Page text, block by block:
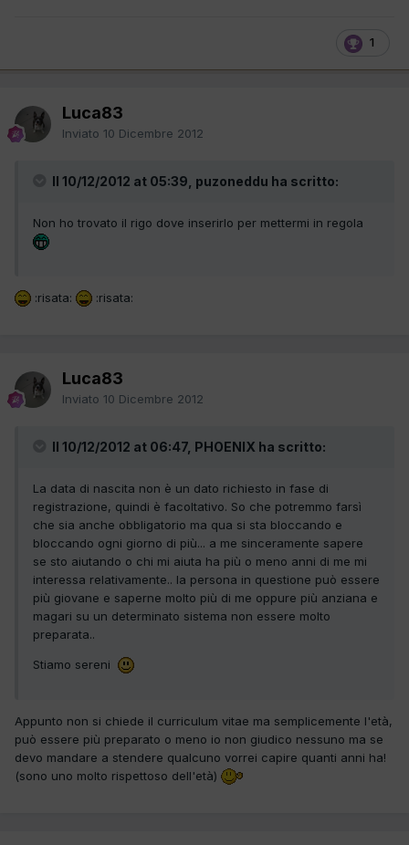
1
Luca83
Inviato 10 Dicembre 2012
Il 10/12/2012 at 05:39, puzoneddu ha scritto:
Non ho trovato il rigo dove inserirlo per mettermi in regola
:risata: :risata:
Luca83
Inviato 10 Dicembre 2012
Il 10/12/2012 at 06:47, PHOENIX ha scritto:
La data di nascita non è un dato richiesto in fase di
registrazione, quindi è facoltativo. So che potremmo farsì
che sia anche obbligatorio ma qua si sta bloccando e
bloccando ogni giorno di più... a me sinceramente sapere
se sto aiutando o chi mi aiuta ha più o meno anni di me mi
interessa relativamente.. la persona in questione può essere
più giovane e saperne molto più di me oppure più anziana e
magari su un determinato sistema non essere molto
preparata..
Stiamo sereni
Appunto non si chiede il curriculum vitae ma semplicemente l'età,
può essere più preparato o meno io non giudico nessuno ma se
devo mandare a stendere qualcuno vorrei capire quanti anni ha!
(sono uno molto rispettoso dell'età)